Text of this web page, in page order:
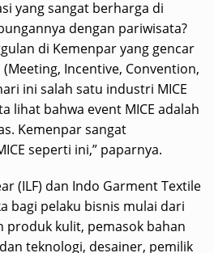
yang sangat berharga di
dengan pariwisata?
di Kemenpar yang gencar
Incentive, Convention,
ini salah satu industri MICE
lihat bahwa event MICE adalah
Kemenpar sangat
seperti ini,” paparnya.
(ILF) dan Indo Garment Textile
bagi pelaku bisnis mulai dari
produk kulit, pemasok bahan
teknologi, desainer, pemilik